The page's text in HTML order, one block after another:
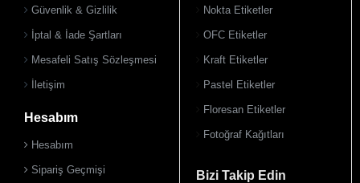
Güvenlik & Gizlilik
İptal & İade Şartları
Mesafeli Satış Sözleşmesi
İletişim
Hesabım
Hesabım
Sipariş Geçmişi
Nokta Etiketler
OFC Etiketler
Kraft Etiketler
Pastel Etiketler
Floresan Etiketler
Fotoğraf Kağıtları
Bizi Takip Edin